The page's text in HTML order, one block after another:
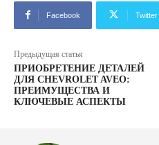
Facebook Twitter
Предыдущая статья
ПРИОБРЕТЕНИЕ ДЕТАЛЕЙ
ДЛЯ CHEVROLET AVEO:
ПРЕИМУЩЕСТВА И
КЛЮЧЕВЫЕ АСПЕКТЫ